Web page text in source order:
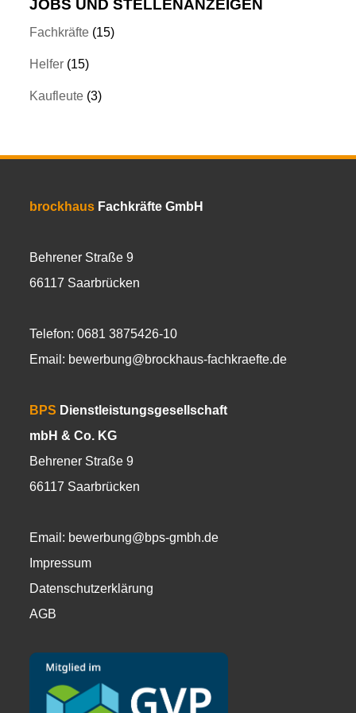
JOBS UND STELLENANZEIGEN
Fachkräfte (15)
Helfer (15)
Kaufleute (3)
brockhaus Fachkräfte GmbH
Behrener Straße 9
66117 Saarbrücken
Telefon: 0681 3875426-10
Email: bewerbung@brockhaus-fachkraefte.de
BPS Dienstleistungsgesellschaft
mbH & Co. KG
Behrener Straße 9
66117 Saarbrücken
Email: bewerbung@bps-gmbh.de
Impressum
Datenschutzerklärung
AGB